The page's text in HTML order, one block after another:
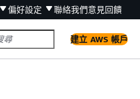
偏好設定 聯絡我們意見回饋
建立 AWS 帳戶